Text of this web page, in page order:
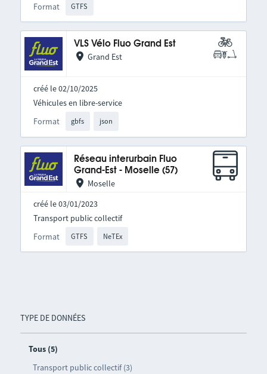
TYPE DE DONNÉES
Tous (5)
Transport public collectif (3)
Format GTFS
VLS Vélo Fluo Grand Est
Grand Est
créé le 02/10/2025
Format gbfs json
Véhicules en libre-service
Réseau interurbain Fluo
Grand-Est - Moselle (57)
Moselle
créé le 03/01/2023
Format GTFS NeTEx
Transport public collectif